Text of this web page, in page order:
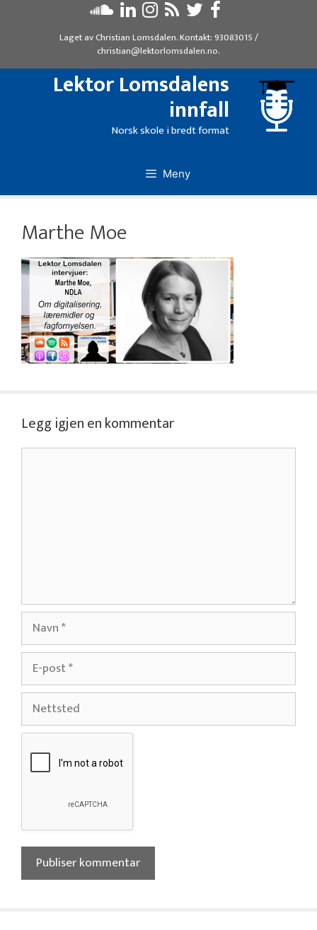
Laget avChristian Lomsdalen. Kontakt: 93083015/
christian@lektorlomsdalen.no.
Lektor Lomsdalens
innfall
Norsk skole i bredt format
Meny
Marthe Moe
Legg igjen en kommentar
Navn
post
Nettsted